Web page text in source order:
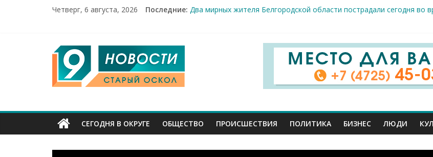
Четверг, 6 августа, 2026 Последние: Два мирных жителя Белгородской области пострадали сегодня во
100%-я раскрываемость особо тяжких преступлений: в
Рейд по местам несанкционированной торговли: что и где можно
«Купеческие салоны»: старооскольский краеведческий музей
9
Канал
Старый
Оскол
СЕГОДНЯ В ОКРУГЕ ОБЩЕСТВО ПРОИСШЕСТВИЯ ПОЛИТИКА БИЗНЕС ЛЮДИ